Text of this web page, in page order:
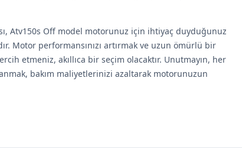
Atv150s Off model motorunuz için ihtiyaç duyduğunuz
Motor performansınızı artırmak ve uzun ömürlü bir
etmeniz, akıllıca bir seçim olacaktır. Unutmayın, her
bakım maliyetlerinizi azaltarak motorunuzun